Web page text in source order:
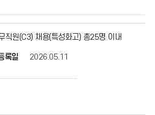
직원(C3) 채용(특성화고) 총25명 이내
록일 2026.05.11